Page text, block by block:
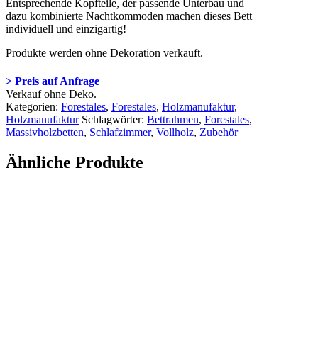
Entsprechende Kopfteile, der passende Unterbau und
dazu kombinierte Nachtkommoden machen dieses Bett
individuell und einzigartig!
Produkte werden ohne Dekoration verkauft.
> Preis auf Anfrage
Verkauf ohne Deko.
Kategorien: Forestales, Forestales, Holzmanufaktur,
Holzmanufaktur Schlagwörter: Bettrahmen, Forestales,
Massivholzbetten, Schlafzimmer, Vollholz, Zubehör
Ähnliche Produkte